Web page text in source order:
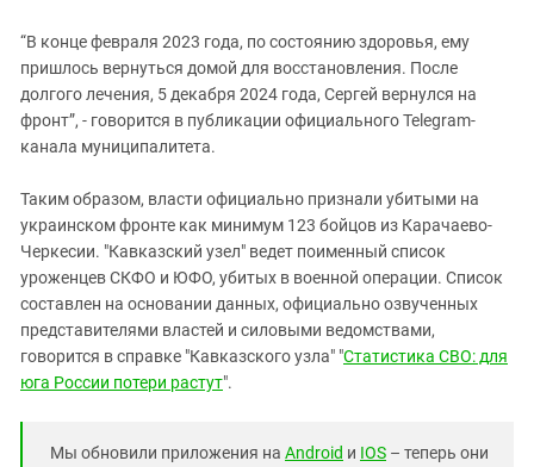
“В конце февраля 2023 года, по состоянию здоровья, ему
пришлось вернуться домой для восстановления. После
долгого лечения, 5 декабря 2024 года, Сергей вернулся на
фронт”, - говорится в публикации официального Telegram-
канала муниципалитета.
Таким образом, власти официально признали убитыми на
украинском фронте как минимум 123 бойцов из Карачаево-
Черкесии. "Кавказский узел" ведет поименный список
уроженцев СКФО и ЮФО, убитых в военной операции. Список
составлен на основании данных, официально озвученных
представителями властей и силовыми ведомствами,
говорится в справке "Кавказского узла" "Статистика СВО: для
юга России потери растут".
Мы обновили приложения на Android и IOS – теперь они